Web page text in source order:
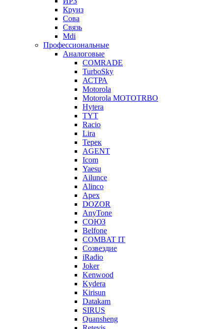
Круиз
Сова
Связь
Mdi
Профессиональные
Аналоговые
COMRADE
TurboSky
АСТРА
Motorola
Motorola MOTOTRBO
Hytera
TYT
Racio
Lira
Терек
AGENT
Icom
Yaesu
Ailunce
Alinco
Apex
DOZOR
AnyTone
СОЮЗ
Belfone
COMBAT IT
Созвездие
iRadio
Joker
Kenwood
Kydera
Kirisun
Datakam
SIRUS
Quansheng